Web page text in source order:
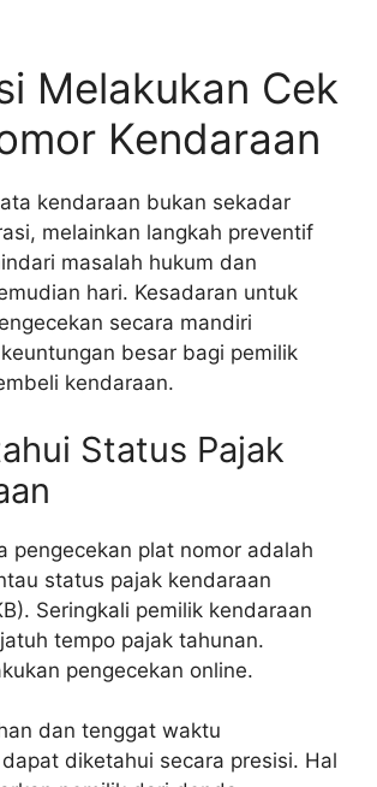
Melakukan Cek
Kendaraan
kendaraan bukan sekadar
melainkan langkah preventif
masalah hukum dan
hari. Kesadaran untuk
secara mandiri
besar bagi pemilik
kendaraan.
Status Pajak
pengecekan plat nomor adalah
status pajak kendaraan
Seringkali pemilik kendaraan
tempo pajak tahunan.
pengecekan online.
dan tenggat waktu
diketahui secara presisi. Hal